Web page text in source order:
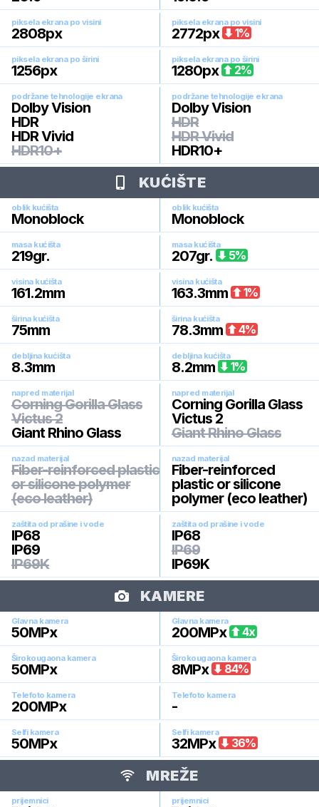
piksela ekrana po visini
2808px
piksela ekrana po visini
2772px 1%
piksela ekrana po širini
1256px
piksela ekrana po širini
1280px 2%
podržane tehnologije ekrana
Dolby Vision
HDR
HDR Vivid
HDR10+
podržane tehnologije ekrana
Dolby Vision
HDR
HDR Vivid
HDR10+
KUĆIŠTE
oblik kućišta
Monoblock
oblik kućišta
Monoblock
masa kućišta
219gr.
masa kućišta
207gr. 5%
visina kućišta
161.2mm
visina kućišta
163.3mm 1%
širina kućišta
75mm
širina kućišta
78.3mm 4%
debljina kućišta
8.3mm
debljina kućišta
8.2mm 1%
napred materijal
Corning Gorilla Glass
Victus 2
Giant Rhino Glass
napred materijal
Corning Gorilla Glass
Victus 2
Giant Rhino Glass
nazad materijal
Fiber-reinforced plastic
or silicone polymer
(eco leather)
nazad materijal
Fiber-reinforced
plastic or silicone
polymer (eco leather)
zaštita od prašine i vode
IP68
IP69
IP69K
zaštita od prašine i vode
IP68
IP69
IP69K
KAMERE
Glavna kamera
50MPx
Glavna kamera
200MPx 4x
Širokougaona kamera
50MPx
Širokougaona kamera
8MPx 84%
Telefoto kamera
200MPx
Telefoto kamera
-
Selfi kamera
50MPx
Selfi kamera
32MPx 36%
MREŽE
prijemnici prijemnici